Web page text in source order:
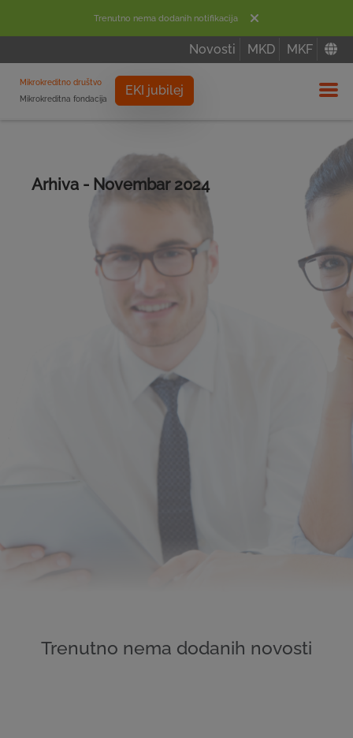
Trenutno nema dodanih notifikacija
Novosti MKD MKF
Mikrokreditno društvo
Mikrokreditna fondacija
EKI jubilej
Arhiva - Novembar 2024
Trenutno nema dodanih novosti